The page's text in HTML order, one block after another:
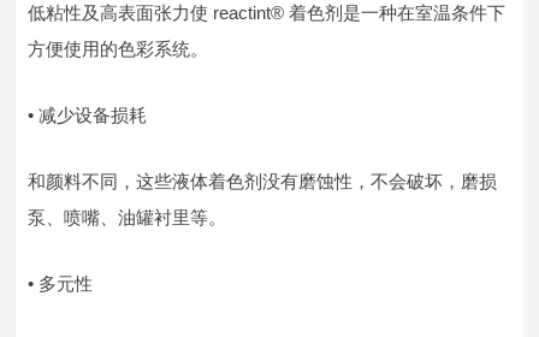
低粘性及高表面张力使 reactint® 着色剂是一种在室温条件下
方便使用的色彩系统。
• 减少设备损耗
和颜料不同，这些液体着色剂没有磨蚀性，不会破坏，磨损
泵、喷嘴、油罐衬里等。
• 多元性